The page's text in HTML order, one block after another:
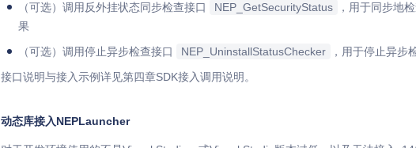
（可选）调用反外挂状态同步检查接口
NEP_GetSecurityStatus
，用于同步地
果
（可选）调用停止异步检查接口
NEP_UninstallStatusChecker
，用于停止异步
接口说明与接入示例详见第四章SDK接入调用说明。
动态库接入NEPLauncher